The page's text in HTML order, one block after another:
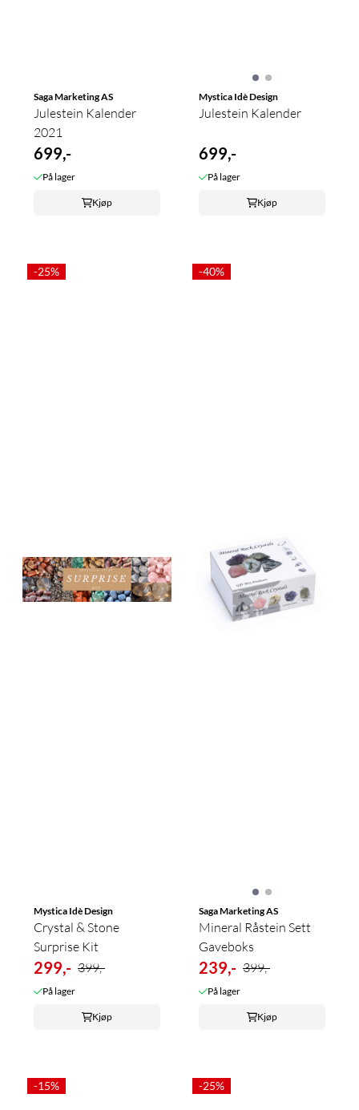
Saga Marketing AS
Julestein Kalender
2021
699,-
På lager
Kjøp
Mystica Idè Design
Julestein Kalender
699,-
På lager
Kjøp
-25%
Mystica Idè Design
Crystal & Stone
Surprise Kit
299,- 399,-
På lager
Kjøp
-40%
Saga Marketing AS
Mineral Råstein Sett
Gaveboks
239,- 399,-
På lager
Kjøp
-15% -25%